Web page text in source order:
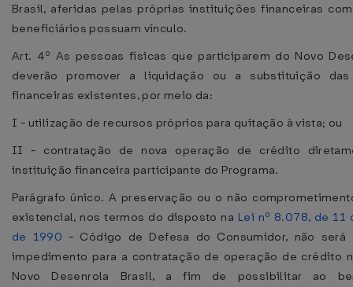
Brasil, aferidas pelas próprias instituições financeiras
beneficiários possuam vínculo.
Art. 4º As pessoas físicas que participarem do Novo
deverão promover a liquidação ou a substituição
financeiras existentes, por meio da:
I - utilização de recursos próprios para quitação à vista; ou
II - contratação de nova operação de crédito
instituição financeira participante do Programa.
Parágrafo único. A preservação ou o não
existencial, nos termos do disposto na Lei nº 8.078, de 11
de 1990 - Código de Defesa do Consumidor, não será
impedimento para a contratação de operação de crédito
Novo Desenrola Brasil, a fim de possibilitar ao